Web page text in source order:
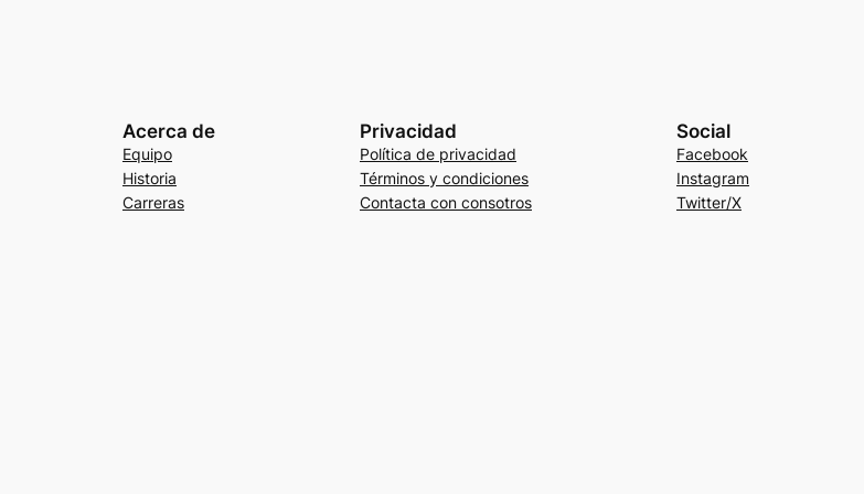
Acerca de
Equipo
Historia
Carreras
Privacidad
Política de privacidad
Términos y condiciones
Contacta con consotros
Social
Facebook
Instagram
Twitter/X